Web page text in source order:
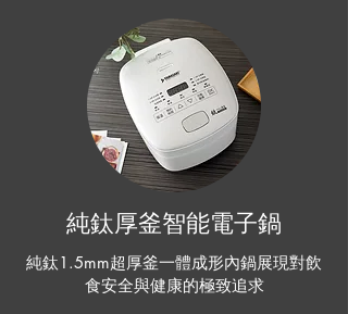
純鈦厚釜智能電子鍋
純鈦1.5mm超厚釜一體成形內鍋展現對飲
食安全與健康的極致追求